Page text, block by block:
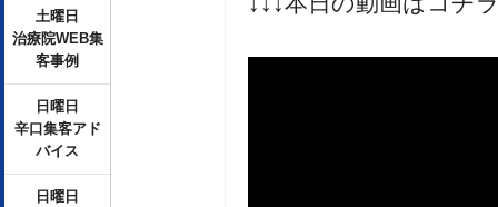
土曜日
治療院WEB集
客事例
日曜日
辛口集客アド
バイス
日曜日